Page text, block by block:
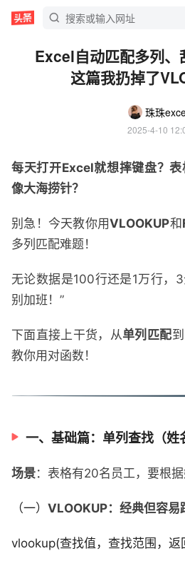
Excel自动匹配多列
这篇我扔掉了
珠珠
2025-4-10
每天打开Excel就想摔键盘？
像大海捞针？
别急！今天教你用VLOOKUP和
多列匹配难题！
无论数据是100行还是1万行，
别加班！”
下面直接上干货，从单列匹配到
教你用对函数！
一、基础篇：单列查找（姓
场景：表格有20名员工，要根据
（一） VLOOKUP：经典但容易
vlookup(查找值，查找范围，返